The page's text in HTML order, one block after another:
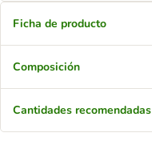
Ficha de producto
Composición
Cantidades recomendadas